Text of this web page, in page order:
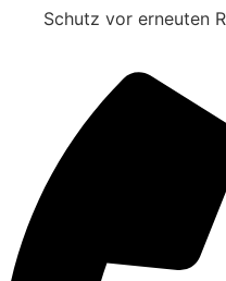
Schutz vor erneuten